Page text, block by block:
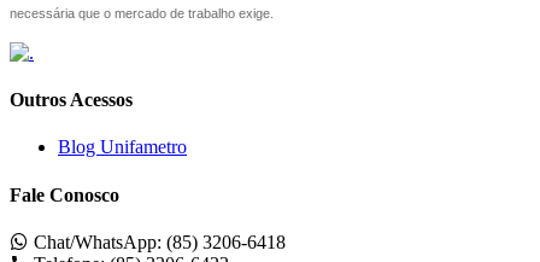
necessária que o mercado de trabalho exige.
Outros Acessos
Blog Unifametro
Fale Conosco
Chat/WhatsApp: (85) 3206-6418